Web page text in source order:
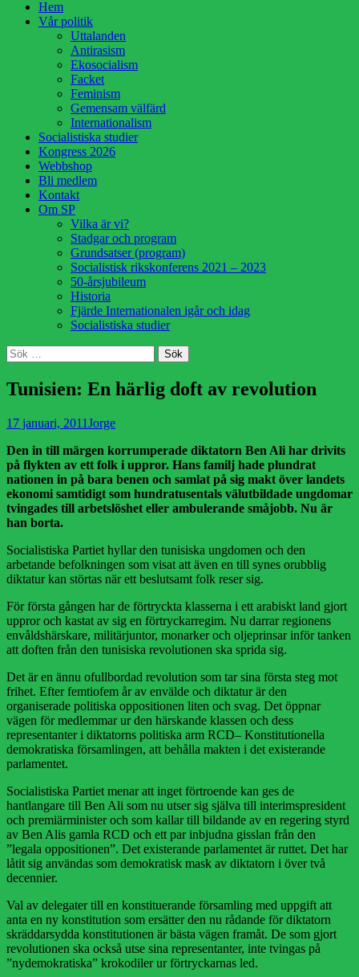
HoppaHem
Vår politik
Uttalanden
Antirasism
Ekosocialism
Facket
Feminism
Gemensam välfärd
Internationalism
Socialistiska studier
Kongress 2026
Webbshop
Bli medlem
Kontakt
Om SP
Vilka är vi?
Stadgar och program
Grundsatser (program)
Socialistisk rikskonferens 2021 – 2023
50-årsjubileum
Historia
Fjärde Internationalen igår och idag
Socialistiska studier
Sök
Sök
efter:
Tunisien: En härlig doft av revolution
Publicerad
17 januari, 2011 Författare
Jorge
Den in till märgen korrumperade diktatorn Ben Ali har drivits
på flykten av ett folk i uppror. Hans familj hade plundrat
nationen in på bara benen och samlat på sig makt över landets
ekonomi samtidigt som hundratusentals välutbildade ungdomar
tvingades till arbetslöshet eller ambulerande småjobb. Nu är
han borta.
Socialistiska Partiet hyllar den tunisiska ungdomen och den
arbetande befolkningen som visat att även en till synes orubblig
diktatur kan störtas när ett beslutsamt folk reser sig.
För första gången har de förtryckta klasserna i ett arabiskt land gjort
uppror och kastat av sig en förtryckarregim. Nu darrar regionens
envåldshärskare, militärjuntor, monarker och oljeprinsar inför tanken
att doften från den tunisiska revolutionen ska sprida sig.
Det är en ännu ofullbordad revolution som tar sina första steg mot
frihet. Efter femtiofem år av envälde och diktatur är den
organiserade politiska oppositionen liten och svag. Det öppnar
vägen för medlemmar ur den härskande klassen och dess
representanter i diktatorns politiska arm RCD– Konstitutionella
demokratiska församlingen, att behålla makten i det existerande
parlamentet.
Socialistiska Partiet menar att inget förtroende kan ges de
hantlangare till Ben Ali som nu utser sig själva till interimspresident
och premiärminister och som kallar till bildande av en regering styrd
av Ben Alis gamla RCD och ett par inbjudna gisslan från den
”legala oppositionen”. Det existerande parlamentet är ruttet. Det har
låtit sig användas som demokratisk mask av diktatorn i över två
decennier.
Val av delegater till en konstituerande församling med uppgift att
anta en ny konstitution som ersätter den nu rådande för diktatorn
skräddarsydda konstitutionen är bästa vägen framåt. De som gjort
revolutionen ska också utse sina representanter, inte tvingas på
”nydemokratiska” krokodiler ur förtryckarnas led.